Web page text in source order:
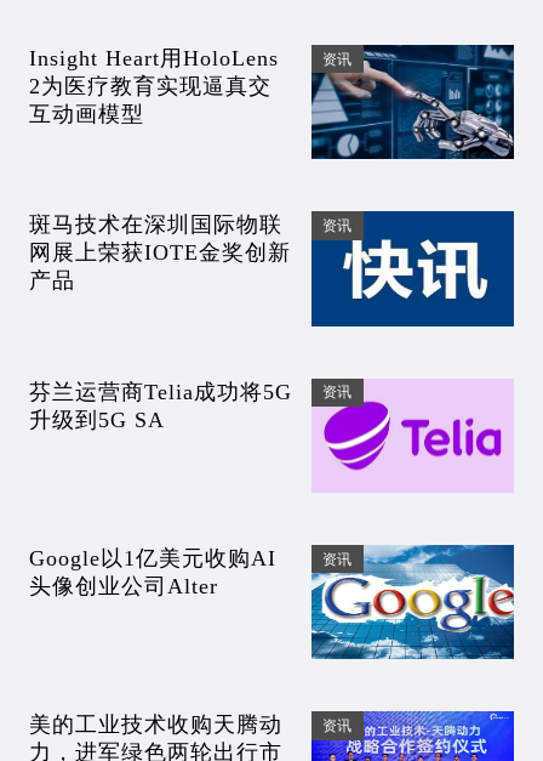
Insight Heart用HoloLens
2为医疗教育实现逼真交
互动画模型
资讯
斑马技术在深圳国际物联
网展上荣获IOTE金奖创新
产品
资讯
芬兰运营商Telia成功将5G
升级到5G SA
资讯
Google以1亿美元收购AI
头像创业公司Alter
资讯
美的工业技术收购天腾动
力，进军绿色两轮出行市
资讯